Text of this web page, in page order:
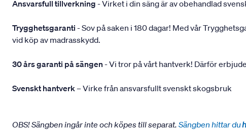
Ansvarsfull tillverkning - Virket i din säng är av obehandlad
Trygghetsgaranti - Sov på saken i 180 dagar! Med vår
vid köp av madrasskydd.
30 års garanti på sängen - Vi tror på vårt hantverk! Därför
Svenskt hantverk– Virke från ansvarsfullt svenskt skogsbruk
OBS! Sängben ingår inte och köpes till separat. Sängben hittar du